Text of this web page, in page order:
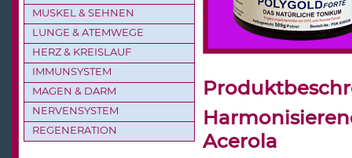
Acerola
MUSKEL & SEHNEN
LUNGE & ATEMWEGE
HERZ & KREISLAUF
IMMUNSYSTEM
MAGEN & DARM
NERVENSYSTEM
REGENERATION